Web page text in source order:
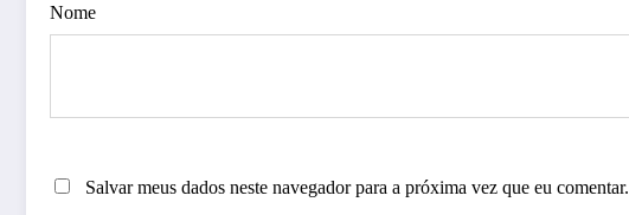
Nome
Salvar meus dados neste navegador para a próxima vez que eu comentar.